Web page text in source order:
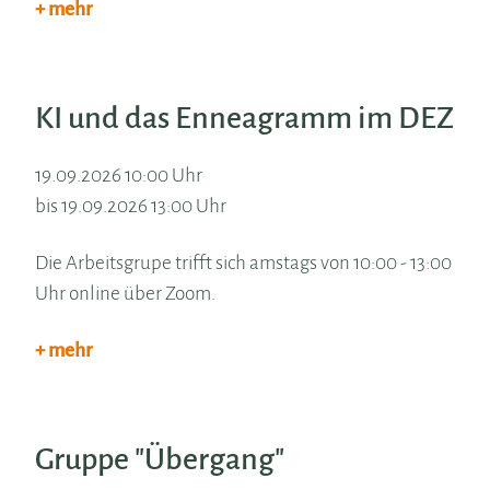
+ mehr
KI und das Enneagramm im DEZ
19.09.2026 10:00 Uhr
bis 19.09.2026 13:00 Uhr
Die Arbeitsgrupe trifft sich amstags von 10:00 - 13:00
Uhr online über Zoom.
+ mehr
Gruppe "Übergang"